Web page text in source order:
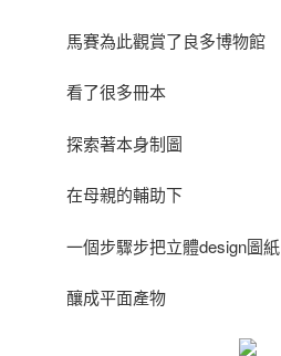
馬賽為此觀賞了良多博物館
看了很多冊本
探索著本身制圖
在母親的輔助下
一個步驟步把立體design圖紙
釀成平面產物